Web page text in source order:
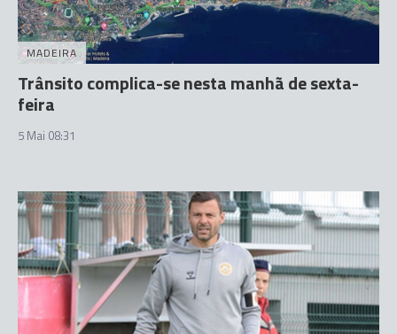
MADEIRA
Trânsito complica-se nesta manhã de sexta-
feira
5 Mai 08:31